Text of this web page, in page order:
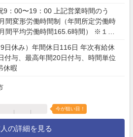
19：00 上記営業時間のう
間変形労働時間制（年間所定労働時
間平均労働時間165.6時間） ※１日
設定します。
日休み）年間休日116日 年次有給休
付与、最高年間20日付与、時間単位
休暇
今が狙い目！
の詳細を見る